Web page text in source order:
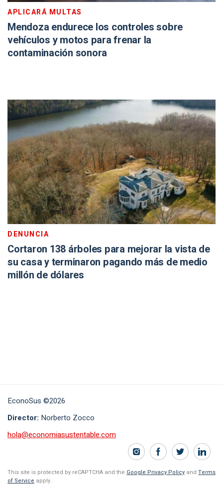
APLICARÁ MULTAS
Mendoza endurece los controles sobre
vehículos y motos para frenar la
contaminación sonora
DENUNCIA
Cortaron 138 árboles para mejorar la vista de
su casa y terminaron pagando más de medio
millón de dólares
EconoSus ©2026
Director: Norberto Zocco
hola@economiasustentable.com
This site is protected by reCAPTCHA and the Google Privacy Policy and Terms
of Service apply.